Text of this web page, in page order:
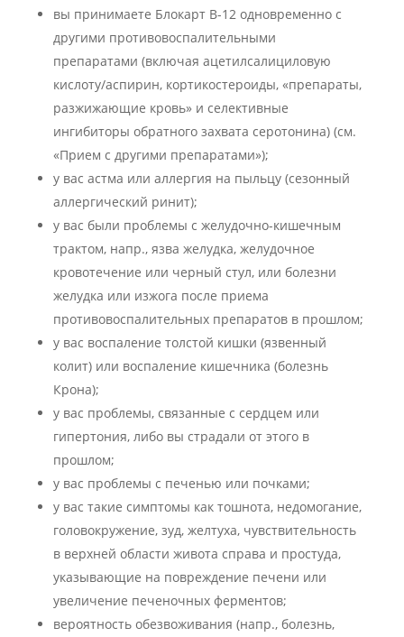
вы принимаете Блокарт В-12 одновременно с
другими противовоспалительными
препаратами (включая ацетилсалициловую
кислоту/аспирин, кортикостероиды, «препараты,
разжижающие кровь» и селективные
ингибиторы обратного захвата серотонина) (см.
«Прием с другими препаратами»);
у вас астма или аллергия на пыльцу (сезонный
аллергический ринит);
у вас были проблемы с желудочно-кишечным
трактом, напр., язва желудка, желудочное
кровотечение или черный стул, или болезни
желудка или изжога после приема
противовоспалительных препаратов в прошлом;
у вас воспаление толстой кишки (язвенный
колит) или воспаление кишечника (болезнь
Крона);
у вас проблемы, связанные с сердцем или
гипертония, либо вы страдали от этого в
прошлом;
у вас проблемы с печенью или почками;
у вас такие симптомы как тошнота, недомогание,
головокружение, зуд, желтуха, чувствительность
в верхней области живота справа и простуда,
указывающие на повреждение печени или
увеличение печеночных ферментов;
вероятность обезвоживания (напр., болезнь,